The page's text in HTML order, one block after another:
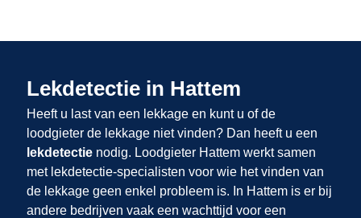
Lekdetectie in Hattem
Heeft u last van een lekkage en kunt u of de
loodgieter de lekkage niet vinden? Dan heeft u een
lekdetectienodig. Loodgieter Hattem werkt samen
met lekdetectie-specialisten voor wie het vinden van
de lekkage geen enkel probleem is. In Hattem is er bij
andere bedrijven vaak een wachttijd voor een